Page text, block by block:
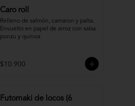
Caro roll
Relleno de salmón, camaron y palta.
Envuelto en papel de arroz con salsa
ponzu y quinoa
$10.900
Futomaki de locos (6